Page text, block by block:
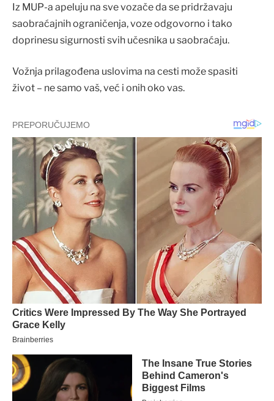
Iz MUP-a apeluju na sve vozače da se pridržavaju
saobraćajnih ograničenja, voze odgovorno i tako
doprinesu sigurnosti svih učesnika u saobraćaju.
Vožnja prilagođena uslovima na cesti može spasiti
život – ne samo vaš, već i onih oko vas.